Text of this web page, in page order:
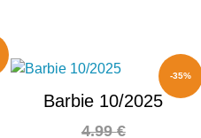
-35%
Barbie 10/2025
4.99€